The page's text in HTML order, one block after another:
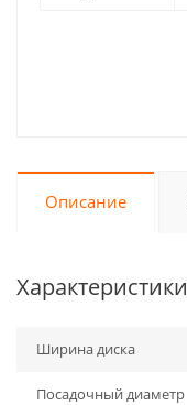
Описание
Характеристики
Ширина диска
Посадочный диаметр